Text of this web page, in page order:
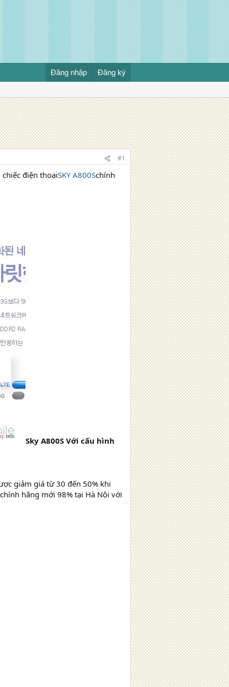
Đăng nhập Đăng ký
#1
điện thoạiSKY A800Schính
Sky A800S Với cấu hình
giảm giá từ 30 đến 50% khi
chính hãng mới 98% tại Hà Nội với